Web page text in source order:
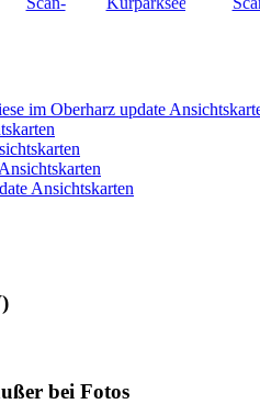
im Oberharz update
Ansichtskarten
bei Fotos